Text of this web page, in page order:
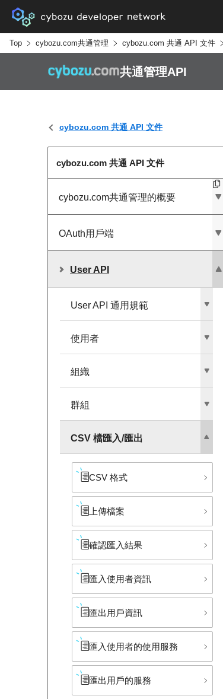
Top cybozu.com共通管理 cybozu.com 共通 API 文件
共通管理API
cybozu.com 共通 API 文件
cybozu.com 共通 API 文件
cybozu.com共通管理的概要
OAuth用戶端
User API
User API 通用規範
使用者
組織
群組
CSV 檔匯入/匯出
CSV 格式
上傳檔案
確認匯入結果
匯入使用者資訊
匯出用戶資訊
匯入使用者的​使用服務
匯出用戶的服務